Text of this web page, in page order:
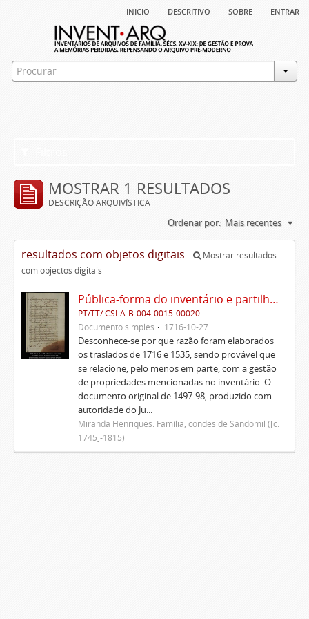
início descritivo sobre entrar
MOSTRAR 1 RESULTADOS
DESCRIÇÃO ARQUIVÍSTICA
Ordenar por: Mais recentes
resultados com objetos digitais
Mostrar resultados
com objectos digitais
Pública-forma do inventário e partilhas dos bens de Vasco Queimado
PT/TT/ CSI-A-B-004-0015-00020
Documento simples
1716-10-27
Desconhece-se por que razão foram elaborados
os traslados de 1716 e 1535, sendo provável que
se relacione, pelo menos em parte, com a gestão
de propriedades mencionadas no inventário. O
documento original de 1497-98, produzido com
autoridade do Ju...
Miranda Henriques. Família, condes de Sandomil ([c.
1745]-1815)